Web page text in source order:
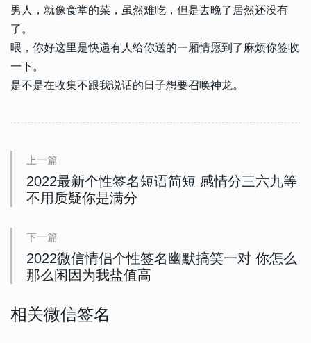
男人，就像食堂的菜，虽然难吃，但是去晚了居然还没有
了。
喂，你好这里是快递有人给你送的一厢情愿到了麻烦你签收
一下。
是不是在收集不跟我说话的日子想要召唤神龙。
上一篇
2022最新个性签名短语简短 感情分三六九等
不用质疑你是满分
下一篇
2022微信情侣个性签名幽默搞笑一对 你怎么
那么闲因为我盐值高
相关微信签名